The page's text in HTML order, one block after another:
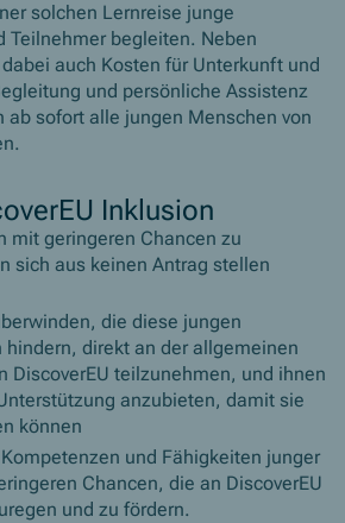
solchen Lernreise junge
Teilnehmer begleiten. Neben
auch Kosten für Unterkunft und
und persönliche Assistenz
ab sofort alle jungen Menschen von
Inklusion
mit geringeren Chancen zu
sich aus keinen Antrag stellen
die diese jungen
hindern, direkt an der allgemeinen
DiscoverEU teilzunehmen, und ihnen
anzubieten, damit sie
können
und Fähigkeiten junger
Chancen, die an DiscoverEU
und zu fördern.